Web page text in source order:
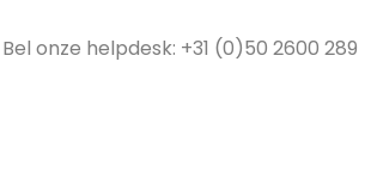
Bel onze helpdesk: +31 (0)50 2600 289